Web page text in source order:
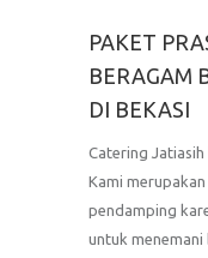
PAKET
BERAGAM
DI BEKASI
Catering Jatiasih
Kami
pendamping
untuk